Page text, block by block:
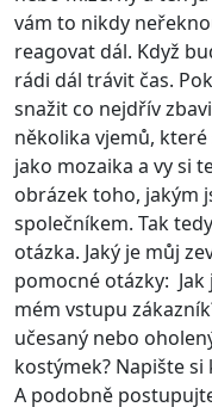
vám to nikdy
reagovat dál. Když
rádi dál trávit čas.
snažit co nejdřív
několika vjemů,
jako mozaika a vy si
obrázek toho, jakým
společníkem. Tak
otázka. Jaký je můj
pomocné otázky: Jak
mém vstupu
učesaný nebo
kostýmek? Napište
A podobně